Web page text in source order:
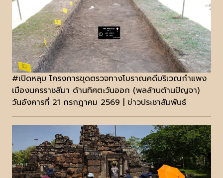
#เปิดหลุม โครงการขุดตรวจทางโบราณคดีบริเวณกำแพง
เมืองนครราชสีมา ด้านทิศตะวันออก (พลล้านต้านปัญจา)
วันอังคารที่ 21 กรกฎาคม 2569 | ข่าวประชาสัมพันธ์